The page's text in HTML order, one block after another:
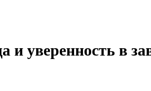
уверенность в